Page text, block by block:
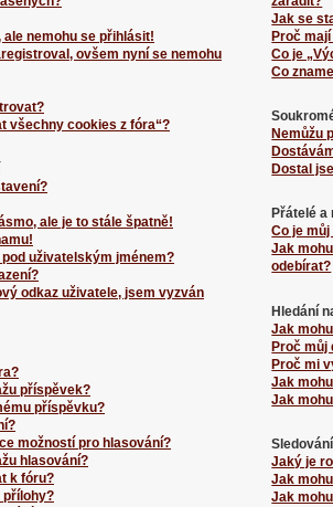
nemohu se přihlásit!
ovšem nyní se nemohu
všechny cookies z fóra“?
ale je to stále špatně!
uživatelským jménem?
odkaz uživatele, jsem vyzván
příspěvek?
příspěvku?
možností pro hlasování?
hlasování?
k fóru?
přílohy?
Jak se
Proč
Co je
Co
Nemůžu
Dostal
Přátelé a
Co je
Jak
odebírat?
Hledání
Jak
Proč můj
Proč mi
Jak
Jak
Jaký je
Jak
Jak